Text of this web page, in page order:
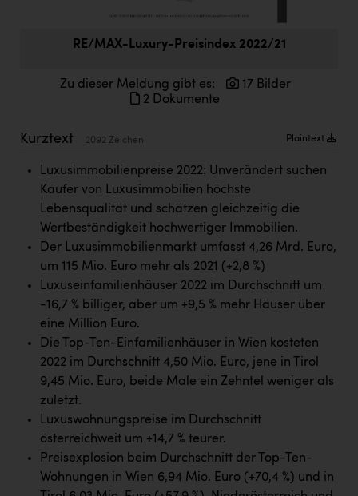
Fristads Austria
IFE Austria GmbH
Immotech
INTERSPAR
INTERSPORT Austria
Jesolo
Jane Goodall Institute Austria
Kärcher
Karin Liedl
KEBA
KIWI Kinderwunsch Institut Dr. Loimer
RE/MAX-Luxury-Preisindex 2022/21
Zu dieser Meldung gibt es:
17 Bilder
2 Dokumente
Kurztext 2092 Zeichen Plaintext
Luxusimmobilienpreise 2022: Unverändert suchen
Käufer von Luxusimmobilien höchste
Lebensqualität und schätzen gleichzeitig die
Wertbeständigkeit hochwertiger Immobilien.
Der Luxusimmobilienmarkt umfasst 4,26 Mrd. Euro,
um 115 Mio. Euro mehr als 2021 (+2,8 %)
Luxuseinfamilienhäuser 2022 im Durchschnitt um
-16,7 % billiger, aber um +9,5 % mehr Häuser über
eine Million Euro.
Die Top-Ten-Einfamilienhäuser in Wien kosteten
2022 im Durchschnitt 4,50 Mio. Euro, jene in Tirol
9,45 Mio. Euro, beide Male ein Zehntel weniger als
zuletzt.
Luxuswohnungspreise im Durchschnitt
österreichweit um +14,7 % teurer.
Preisexplosion beim Durchschnitt der Top-Ten-
Wohnungen in Wien 6,94 Mio. Euro (+70,4 %) und in